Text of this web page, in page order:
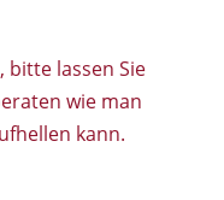
bitte lassen Sie
wie man
kann.